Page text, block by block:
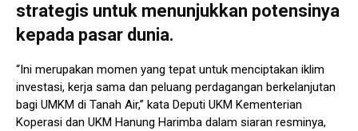
strategis untuk menunjukkan potensinya
kepada pasar dunia.
“Ini merupakan momen yang tepat untuk menciptakan iklim
investasi, kerja sama dan peluang perdagangan berkelanjutan
bagi UMKM di Tanah Air,” kata Deputi UKM Kementerian
Koperasi dan UKM Hanung Harimba dalam siaran resminya,